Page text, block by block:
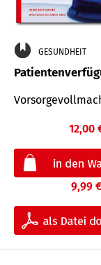
GESUNDHEIT
12,00
9,99 €